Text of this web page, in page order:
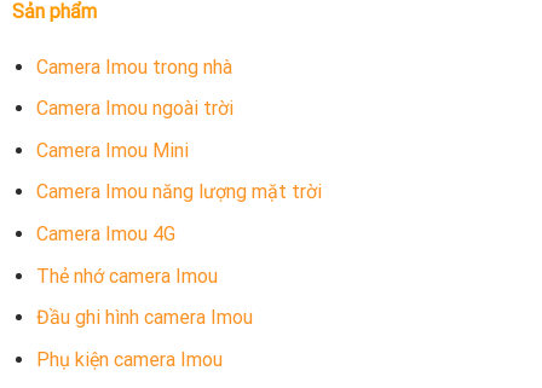
Sản phẩm
Camera Imou trong nhà
Camera Imou ngoài trời
Camera Imou Mini
Camera Imou năng lượng mặt trời
Camera Imou 4G
Thẻ nhớ camera Imou
Đầu ghi hình camera Imou
Phụ kiện camera Imou